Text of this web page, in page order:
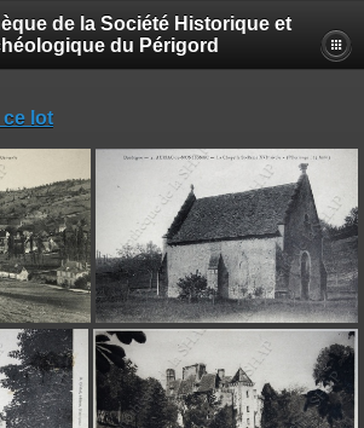
de la Société Historique et
du Périgord
ce lot